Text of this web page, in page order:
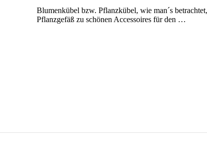
Blumenkübel bzw. Pflanzkübel, wie man´s
Pflanzgefäß zu schönen Accessoires für den …